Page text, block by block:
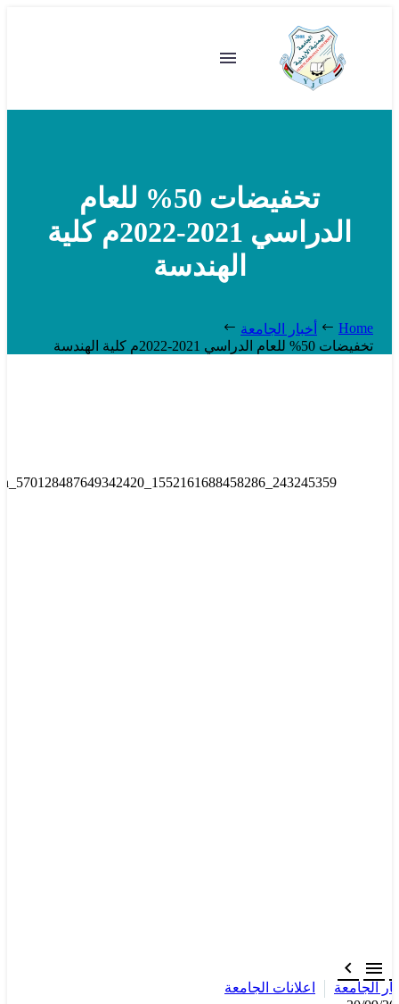
تخفيضات 50% للعام
الدراسي 2021-2022م كلية
الهندسة
Home
أخبار الجامعة
تخفيضات 50% للعام الدراسي 2021-2022م كلية الهندسة
 
الجامعة
اعلانات الجامعة